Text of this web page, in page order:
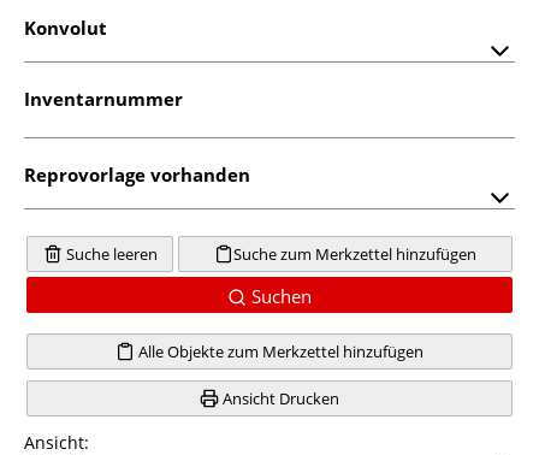
Konvolut
Inventarnummer
Reprovorlage vorhanden
Suche leeren Suche zum Merkzettel hinzufügen
Suchen
Alle Objekte zum Merkzettel hinzufügen
Ansicht Drucken
Ansicht: